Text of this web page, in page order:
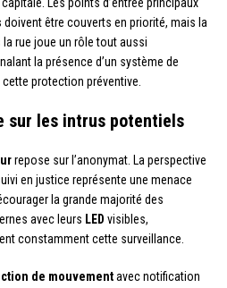
Les points d’entrée principaux
doivent être couverts en priorité, mais la
rue joue un rôle tout aussi
la présence d’un système de
protection préventive.
sur les intrus potentiels
repose sur l’anonymat. La perspective
en justice représente une menace
la grande majorité des
avec leurs LED visibles,
constamment cette surveillance.
de mouvementavec notification